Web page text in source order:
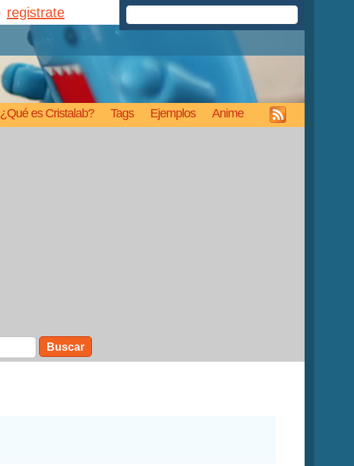
¿Qué es Cristalab? Tags Ejemplos Anime
registrate
Buscar